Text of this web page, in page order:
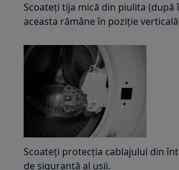
Scoateți tija mică din piulita (după
aceasta rămâne în poziție
Scoateți protecția cablajului din
de siguranță al ușii.